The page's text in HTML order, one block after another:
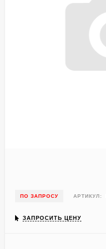
ПО ЗАПРОСУ АРТИКУЛ:
ЗАПРОСИТЬ ЦЕНУ